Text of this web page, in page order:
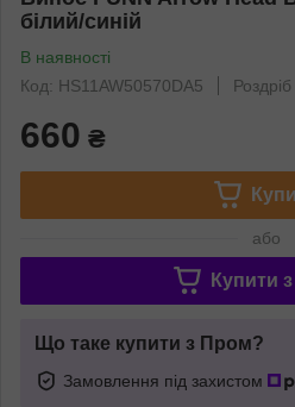
білий/синій
В наявності
Код: HS11AW50570DA5
Роздріб
660 ₴
або
Купити з
Що таке купити з Пром?
Замовлення під захистом